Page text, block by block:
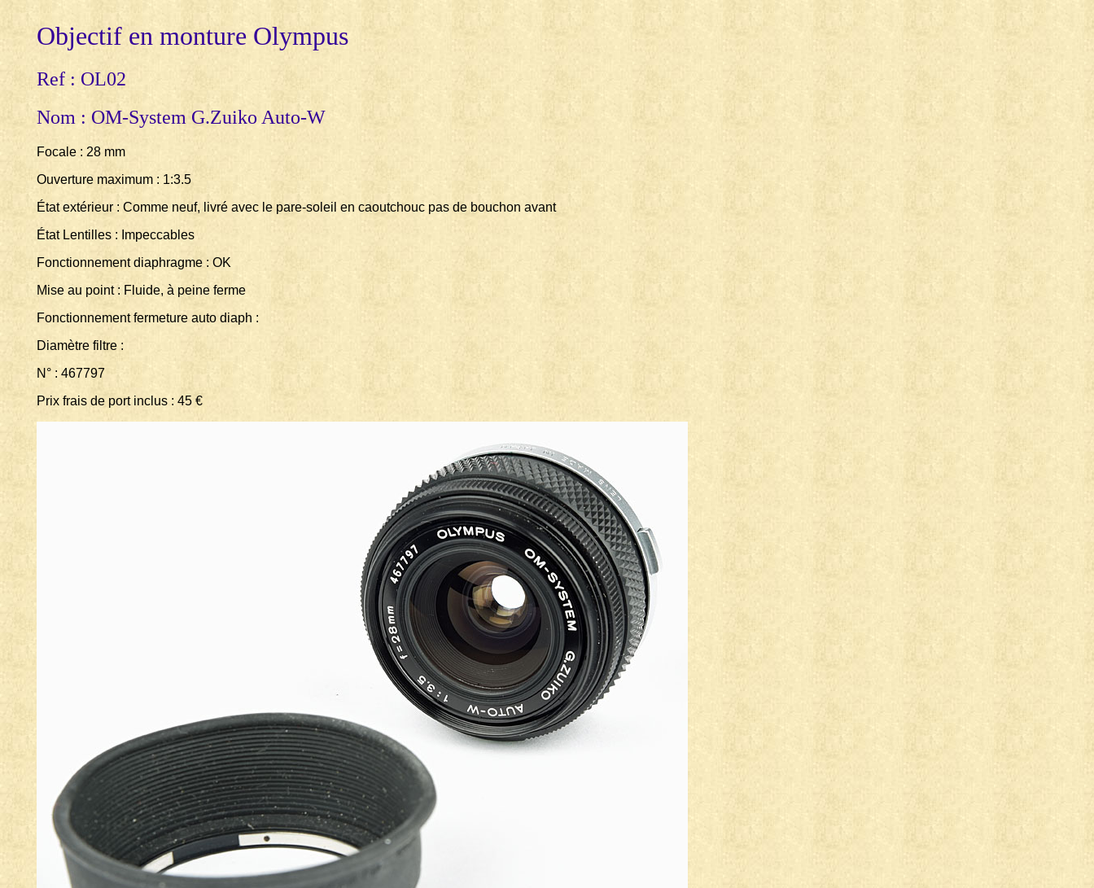
Objectif en monture Olympus
Ref : OL02
Nom : OM-System G.Zuiko Auto-W
Focale : 28 mm
Ouverture maximum : 1:3.5
État extérieur : Comme neuf, livré avec le pare-soleil en caoutchouc pas de bouchon avant
État Lentilles : Impeccables
Fonctionnement diaphragme : OK
Mise au point : Fluide, à peine ferme
Fonctionnement fermeture auto diaph :
Diamètre filtre :
N° : 467797
Prix frais de port inclus : 45 €